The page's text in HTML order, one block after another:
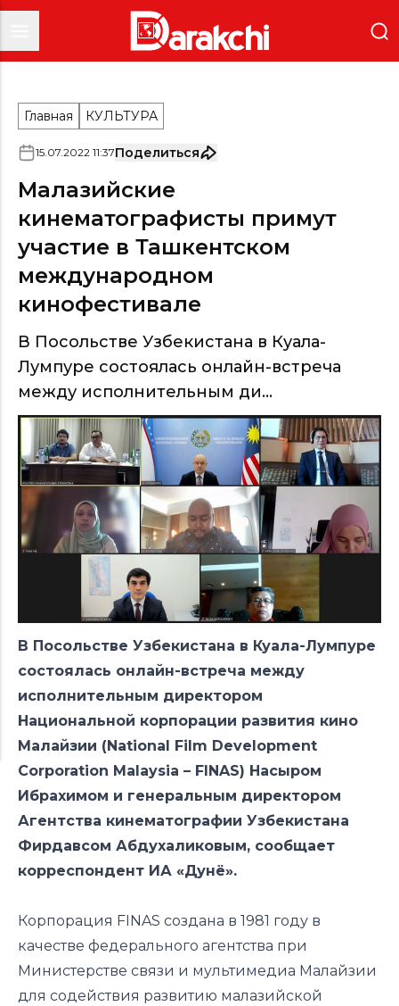
Главная КУЛЬТУРА
15.07.2022 11:37Поделиться
Малазийские
кинематографисты примут
участие в Ташкентском
международном
кинофестивале
В Посольстве Узбекистана в Куала-
Лумпуре состоялась онлайн-встреча
между исполнительным ди...
В Посольстве Узбекистана в Куала-Лумпуре
состоялась онлайн-встреча между
исполнительным директором
Национальной корпорации развития кино
Малайзии (National Film Development
Corporation Malaysia – FINAS) Насыром
Ибрахимом и генеральным директором
Агентства кинематографии Узбекистана
Фирдавсом Абдухаликовым, сообщает
корреспондент ИА «Дунё».
Корпорация FINAS создана в 1981 году в
качестве федерального агентства при
Министерстве связи и мультимедиа Малайзии
для содействия развитию малазийской